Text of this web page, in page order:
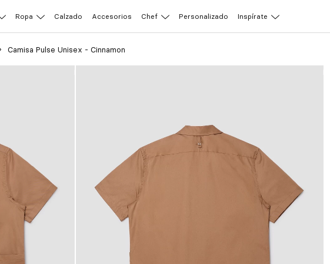
Ropa Calzado Accesorios Chef Personalizado Inspírate
Camisa Pulse Unisex - Cinnamon